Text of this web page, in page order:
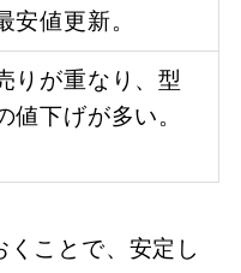
安値更新。
りが重なり、型
値下げが多い。
ことで、安定し